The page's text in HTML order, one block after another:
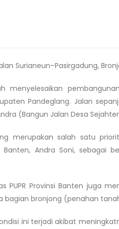
Surianeun–Pasirgadung,
menyelesaikan
Pandeglang. Jalan
(Bangun Jalan Desa
merupakan salah satu
Andra Soni, sebagai
PUPR Provinsi Banten juga
bronjong (penahan
ini terjadi akibat